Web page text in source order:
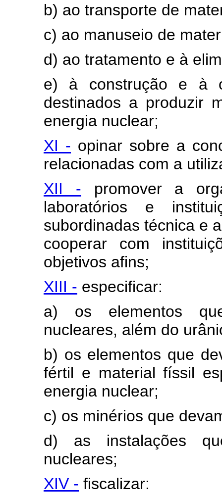
b) ao transporte de
c) ao manuseio de
d) ao tratamento e à
e) à construção e à
destinados a produzir
energia nuclear;
XI - opinar sobre a
relacionadas com a
XII - promover a
laboratórios e
subordinadas técnica e
cooperar com
objetivos afins;
XIII - especificar:
a) os elementos
nucleares, além do
b) os elementos que
fértil e material físsil
energia nuclear;
c) os minérios que
d) as instalações
nucleares;
XIV - fiscalizar: